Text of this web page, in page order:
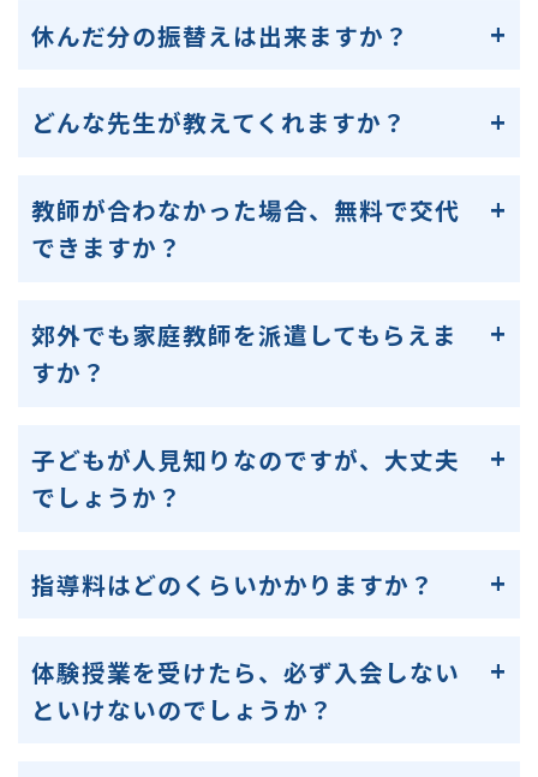
休んだ分の振替えは出来ますか？
どんな先生が教えてくれますか？
教師が合わなかった場合、無料で交代
できますか？
郊外でも家庭教師を派遣してもらえま
すか？
子どもが人見知りなのですが、大丈夫
でしょうか？
指導料はどのくらいかかりますか？
体験授業を受けたら、必ず入会しない
といけないのでしょうか？